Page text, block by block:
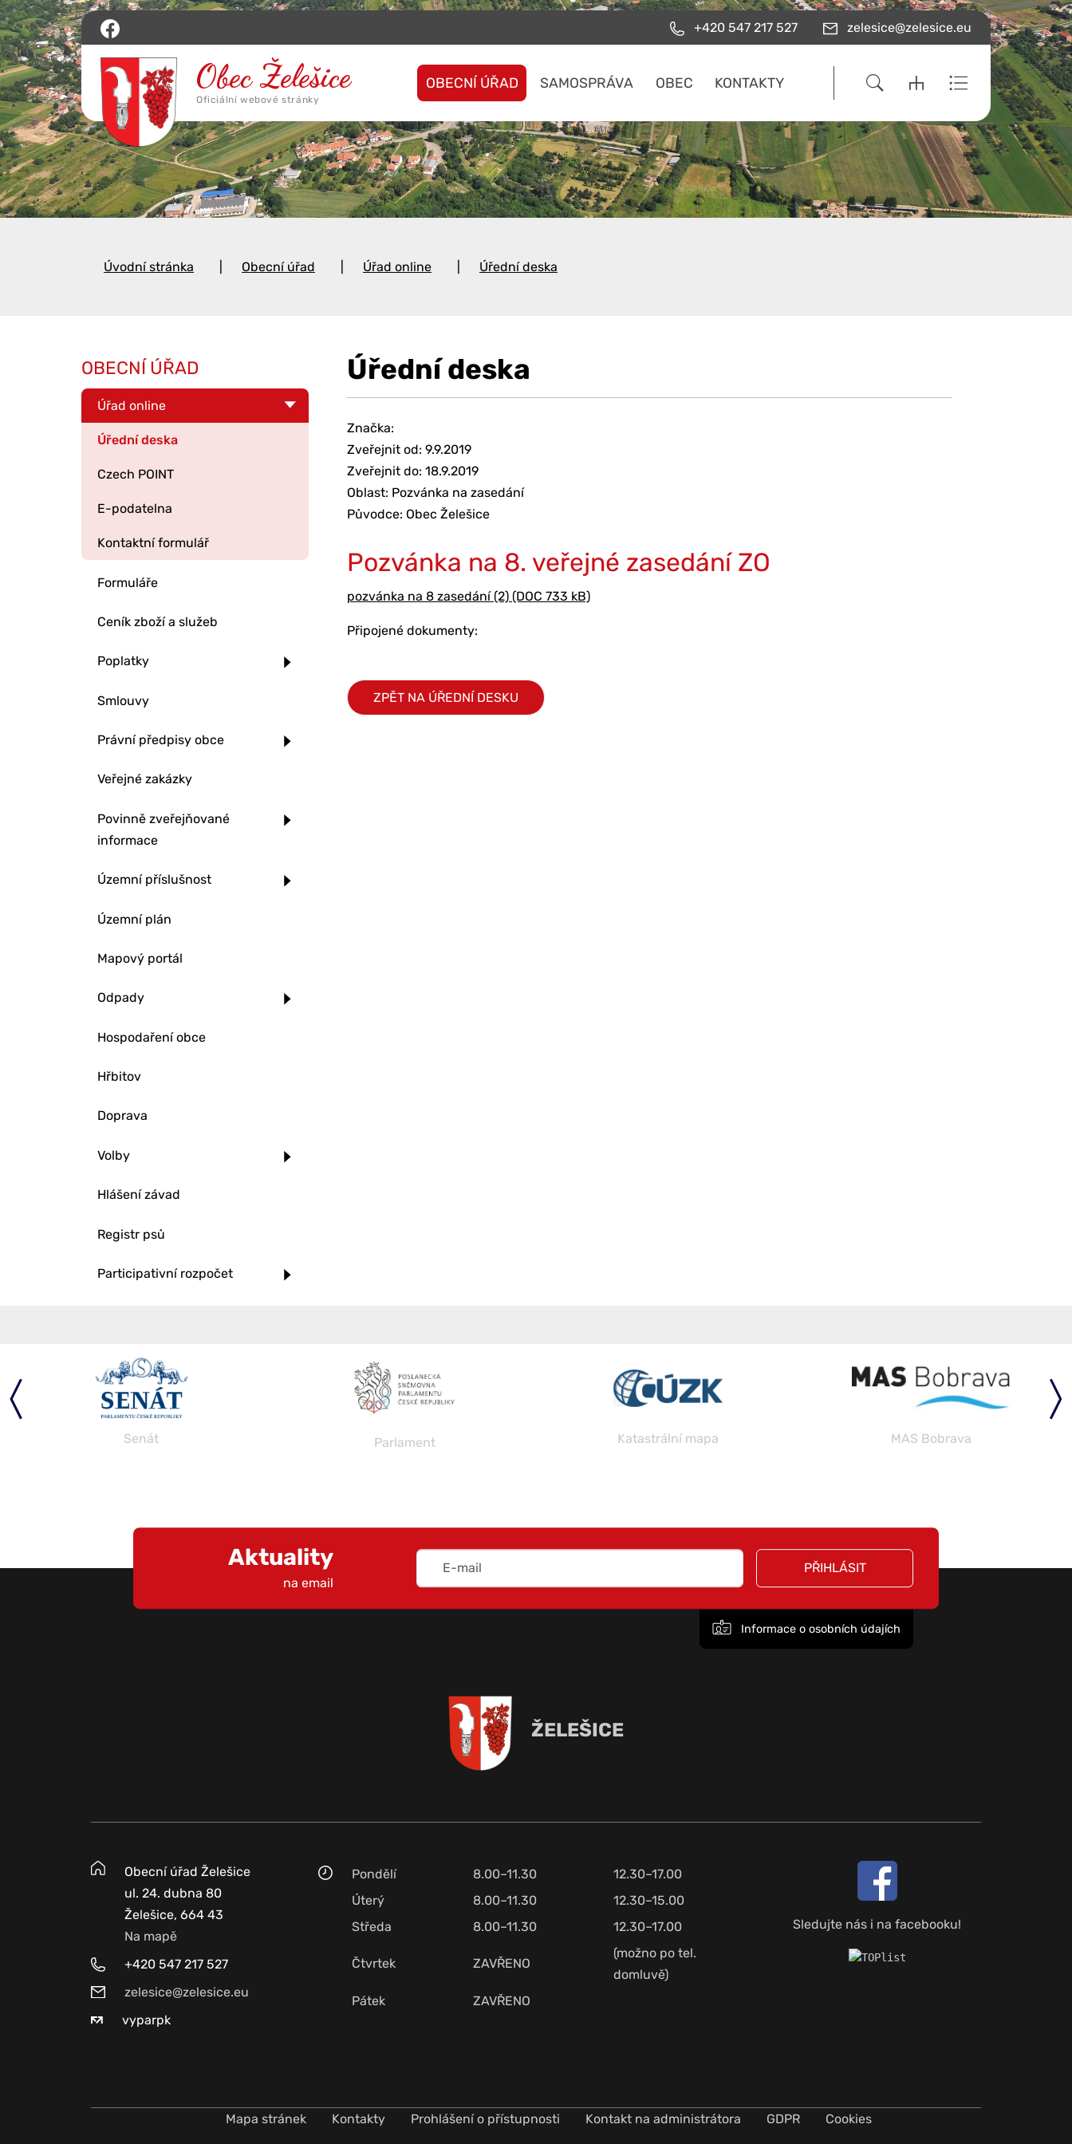
+420 547 217 527 zelesice@zelesice.eu
OBECNÍ ÚŘAD SAMOSPRÁVA OBEC KONTAKTY
Úvodní stránka Obecní úřad Úřad online Úřední deska
Úřední deska
Značka:
Zveřejnit od: 9.9.2019
Zveřejnit do: 18.9.2019
Oblast: Pozvánka na zasedání
Původce: Obec Želešice
Pozvánka na 8. veřejné zasedání ZO
pozvánka na 8 zasedání (2) (DOC 733 kB)
Připojené dokumenty:
ZPĚT NA ÚŘEDNÍ DESKU
OBECNÍ ÚŘAD
Úřad online
Úřední deska
Czech POINT
E-podatelna
Kontaktní formulář
Formuláře
Ceník zboží a služeb
Poplatky
Smlouvy
Právní předpisy obce
Veřejné zakázky
Povinně zveřejňované
informace
Územní příslušnost
Územní plán
Mapový portál
Odpady
Hospodaření obce
Hřbitov
Doprava
Volby
Hlášení závad
Registr psů
Participativní rozpočet
Senát Parlament Katastrální mapa MAS Bobrava
Aktuality
na email
PŘIHLÁSIT
Informace o osobních údajích
ŽELEŠICE
Obecní úřad Želešice
ul. 24. dubna 80
Želešice, 664 43
Na mapě
+420 547 217 527
zelesice@zelesice.eu
vyparpk
Pondělí 8.00–11.30
12.30–17.00
Úterý
8.00–11.30
12.30–15.00
Středa
8.00–11.30 12.30–17.00
Čtvrtek ZAVŘENO
(možno po tel.
domluvě)
Pátek
ZAVŘENO
Sledujte nás i na facebooku!
Mapa stránek Kontakty Prohlášení o přístupnosti Kontakt na administrátora GDPR Cookies